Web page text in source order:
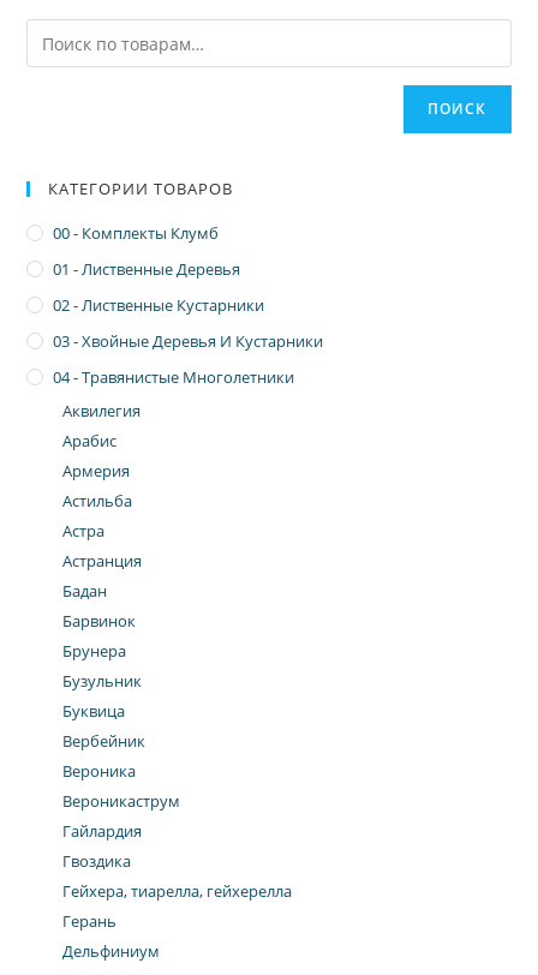
ПОИСК
КАТЕГОРИИ ТОВАРОВ
00 - Комплекты Клумб
01 - Лиственные Деревья
02 - Лиственные Кустарники
03 - Хвойные Деревья И Кустарники
04 - Травянистые Многолетники
Аквилегия
Арабис
Армерия
Астильба
Астра
Астранция
Бадан
Барвинок
Брунера
Бузульник
Буквица
Вербейник
Вероника
Вероникаструм
Гайлардия
Гвоздика
Гейхера, тиарелла, гейхерелла
Герань
Дельфиниум